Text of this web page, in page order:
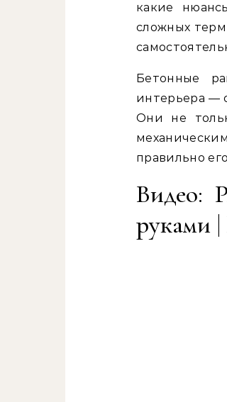
какие
сложных
Бетонные
интерьера —
Они не
правильно
руками